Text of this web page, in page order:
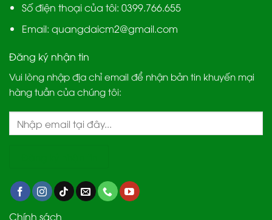
Số điện thoại của tôi: 0399.766.655
Email: quangdaicm2@gmail.com
Đăng ký nhận tin
Vui lòng nhập địa chỉ email để nhận bản tin khuyến mại
hàng tuần của chúng tôi:
Chính sách